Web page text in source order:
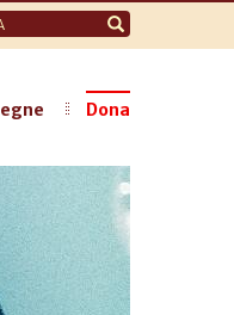
Dona